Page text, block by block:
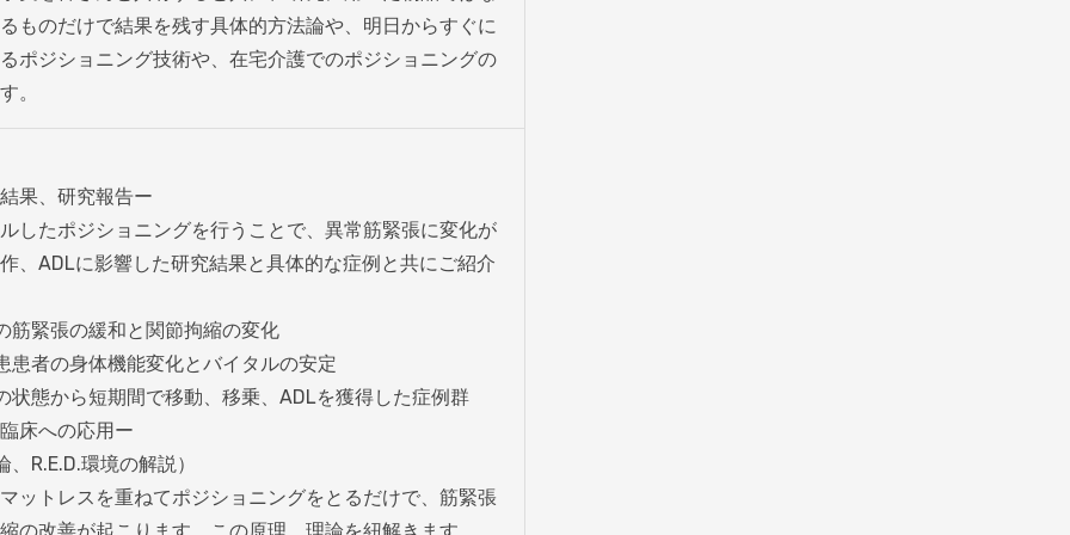
ものだけで結果を残す具体的方法論や、明日からすぐに
ポジショニング技術や、在宅介護でのポジショニングの
。
果、研究報告ー
したポジショニングを行うことで、異常筋緊張に変化が
、ADLに影響した研究結果と具体的な症例と共にご紹介
筋緊張の緩和と関節拘縮の変化
患者の身体機能変化とバイタルの安定
状態から短期間で移動、移乗、ADLを獲得した症例群
床への応用ー
R.E.D.環境の解説）
ットレスを重ねてポジショニングをとるだけで、筋緊張